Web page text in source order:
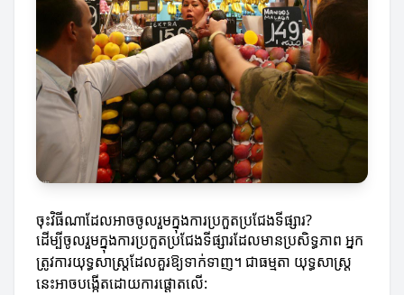
ចុះវិធីណាដែលអាចចូលរួមក្នុងការប្រកួតប្រជែងទីផ្សារ?
ដើម្បីចូលរួមក្នុងការប្រកួតប្រជែងទីផ្សារដែលមានប្រសិទ្ធភាព អ្នក
ត្រូវការយុទ្ធសាស្ត្រដែលគួរឱ្យទាក់ទាញ។ ជាធម្មតា យុទ្ធសាស្ត្រ
នេះអាចបង្កើតដោយការផ្តោតលើ: